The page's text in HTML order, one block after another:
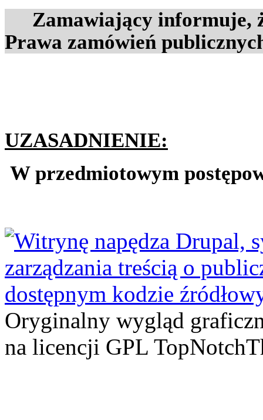
Zamawiający informuje,
Prawa zamówień
UZASADNIENIE:
W przedmiotowym
Oryginalny wygląd
na licencji GPL